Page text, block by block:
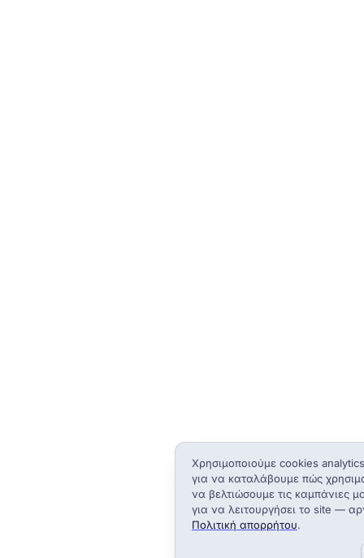
Χρησιμοποιούμε cookies
για να καταλάβουμε πώς
να βελτιώσουμε τις καμπάνιες
για να λειτουργήσει το site —
Πολιτική απορρήτου.